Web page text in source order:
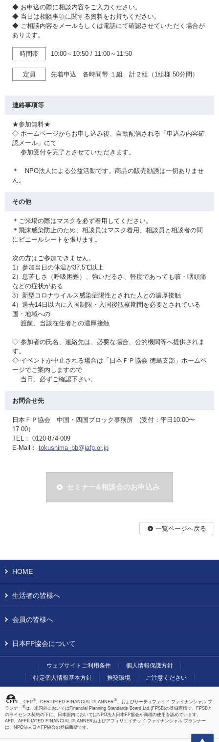
◆ お申込の際に相談内容をご入力ください。
◆ 当日は相談事項に関する資料をお持ちください。
◆ ご相談内容をメールもしくは電話にて確認させていただく場合が
あります。
時間帯 10:00～10:50 / 11:00～11:50
定員 先着申込 各時間帯 １組 計２組（1組様 50分間）
連絡事項等
★参加無料★
◇ ホームページからお申し込み後、自動配信される「申込み内容確
認メール」にて
参加受付を完了とさせていただきます。
＊ NPO法人による公益活動です。商品の販売勧誘は一切ありませ
ん。
その他
＊ご来場の際はマスクを必ず着用してください。
＊飛沫感染防止のため、相談員はマスク着用、相談員と相談者の間
にビニールシートを張ります。
次の方はご参加できません。
1）参加当日の体温が37.5℃以上
2）息苦しさ（呼吸困難）、強いだるさ、軽度であっても咳・咽頭痛
などの症状がある
3）新型コロナウイルス感染症陽性とされた人との濃厚接触
4）過去14日以内に入国制限・入国後観察期間を必要とされている
国・地域への
渡航、当該在住者との濃厚接触
◇ 参加者の氏名、連絡先は、必要な場合、公的機関等へ提供されま
す。
◇ イベントが中止される場合は「日本ＦＰ協会 徳島支部」ホームペ
ージでご案内しますので
当日、必ずご確認下さい。
お問合せ先
日本ＦＰ協会 中国・四国ブロック事務所 (受付：平日10:00〜
17:00）
TEL： 0120-874-009
E-Mail： tokushima_bb@jafp.or.jp
セミナー&相談会のお申込み
一覧ページへ戻る
上へ
HOME
生活者の皆様へ
会員の皆様へ
日本FP協会について
ウェブサイトご利用条件
個人情報保護方針
特定個人情報基本方針
推奨環境 ご注意ください
、CFP®、CERTIFIED FINANCIAL PLANNER®、およびサーティファイド ファイナンシャル プ
ランナー®は、米国外においてはFinancial Planning Standards Board Ltd.(FPSB)の登録商標で、FPSBと
のライセンス契約の下に、日本国内においてはNPO法人日本FP協会が商標の使用を認めています。
AFP、AFFILIATED FINANCIAL PLANNERおよびアフィリエイテッド ファイナンシャル プランナー
は、NPO法人日本FP協会の登録商標です。